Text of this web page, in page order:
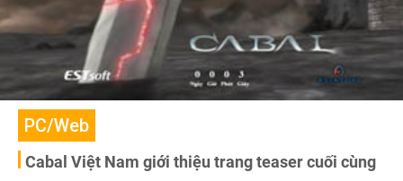
PC/Web
Cabal Việt Nam giới thiệu trang teaser cuối cùng